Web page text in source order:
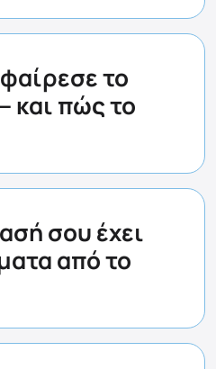
το
και πώς το
σου έχει
από το